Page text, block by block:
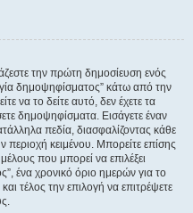
την πρώτη δημοσίευση ενός
δημοψηφίσματος” κάτω από την
να το δείτε αυτό, δεν έχετε τα
δημοψηφίσματα. Εισάγετε έναν
πεδία, διασφαλίζοντας κάθε
περιοχή κειμένου. Μπορείτε επίσης
που μπορεί να επιλέξει
ένα χρονικό όριο ημερών για το
τέλος την επιλογή να επιτρέψετε